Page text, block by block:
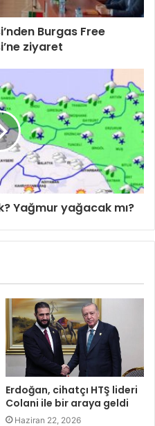
Burgas Free
ziyaret
Yağmur yağacak mı?
Erdoğan, cihatçı HTŞ lideri
Colani ile bir araya geldi
Haziran 22, 2026